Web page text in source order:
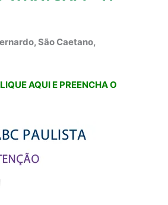
São Caetano,
AQUI E PREENCHA O